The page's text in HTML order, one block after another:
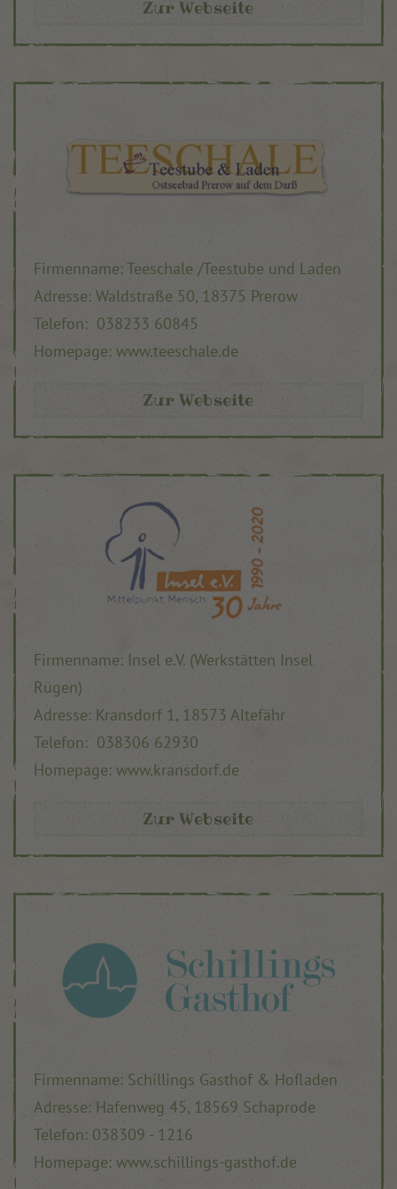
Zur Webseite
Firmenname: Teeschale /Teestube und Laden
Adresse: Waldstraße 50, 18375 Prerow
Telefon: 038233 60845
Homepage: www.teeschale.de
Zur Webseite
Firmenname: Insel e.V. (Werkstätten Insel
Rügen)
Adresse: Kransdorf 1, 18573 Altefähr
Telefon: 038306 62930
Homepage: www.kransdorf.de
Zur Webseite
Firmenname: Schillings Gasthof & Hofladen
Adresse: Hafenweg 45, 18569 Schaprode
Telefon: 038309 - 1216
Homepage: www.schillings-gasthof.de